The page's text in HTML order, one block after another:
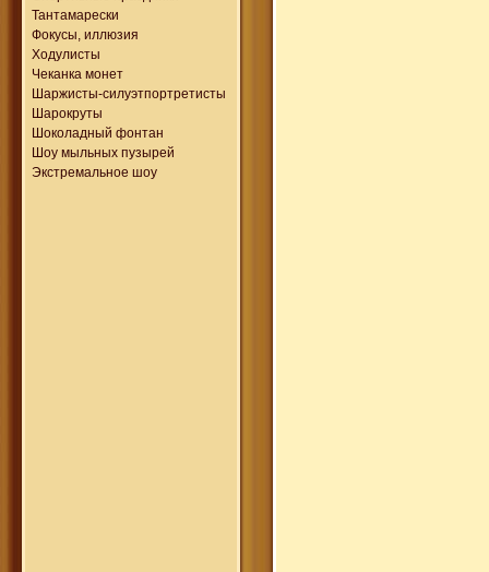
Тантамарески
Фокусы, иллюзия
Ходулисты
Чеканка монет
Шаржисты-силуэтпортретисты
Шарокруты
Шоколадный фонтан
Шоу мыльных пузырей
Экстремальное шоу